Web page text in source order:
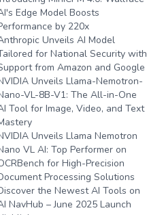
Edge Model Boosts
by 220x
Unveils AI Model
for National Security with
from Amazon and Google
Unveils Llama-Nemotron-
VL-8B-V1: The All-in-One
Tool for Image, Video, and Text
Unveils Llama Nemotron
VL AI: Top Performer on
for High-Precision
Processing Solutions
the Newest AI Tools on
NavHub – June 2025 Launch